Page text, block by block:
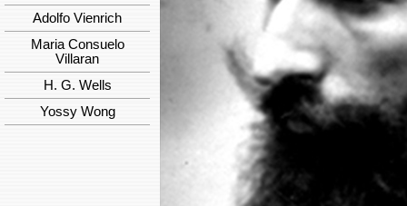
Adolfo Vienrich
Maria Consuelo
Villaran
H. G. Wells
Yossy Wong